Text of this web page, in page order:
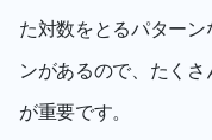
た対数をとるパター
ンがあるので、たく
が重要です。